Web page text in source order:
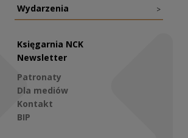
Wydarzenia >
Księgarnia NCK
Newsletter
Patronaty
Dla mediów
Kontakt
BIP